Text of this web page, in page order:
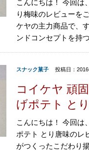
こんにちは！ 今回は
り梅味のレビューを
ケヤの主力商品で、
ンドコンセプトを持
スナック菓子 投稿日：
コイケヤ 頑
げポテト と
こんにちは！ 今回は
ポテト とり唐味のレ
がつくったこだわり